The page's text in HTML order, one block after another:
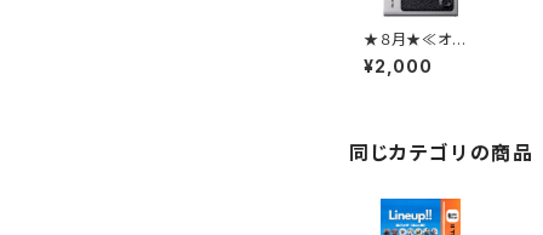
★８月★≪オン
ライン≫ チェキ
（サイン入り）
¥2,000
同じカテゴリの商品